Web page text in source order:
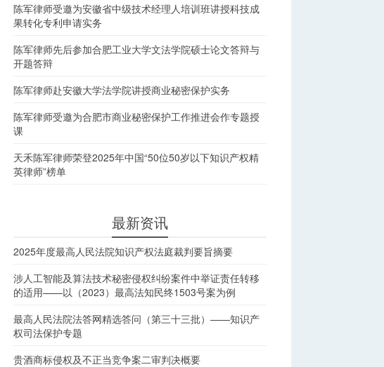
陈军律师受邀为安徽省中级技术经理人培训班讲授科技成
果转化专利申请实务
陈军律师先后参加合肥工业大学文法学院硕士论文答辩与
开题答辩
陈军律师赴安徽大学法学院讲授商业秘密保护实务
陈军律师受邀为合肥市商业秘密保护工作推进会作专题授
课
天禾陈军律师荣登2025年中国“50位50岁以下知识产权精
英律师”榜单
最新资讯
2025年度最高人民法院知识产权法庭裁判要旨摘要
涉人工智能及算法技术秘密侵权纠纷案件中举证责任转移
的适用——以（2023）最高法知民终1503号案为例
最高人民法院法答网精选答问（第三十三批）——知识产
权司法保护专题
贵酒商标侵权及不正当竞争案二审判决概要